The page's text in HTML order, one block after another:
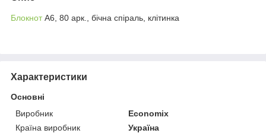
БлокнотА6, 80 арк., бічна спіраль, клітинка
Характеристики
Основні
Виробник
Economix
Країна виробник
Україна